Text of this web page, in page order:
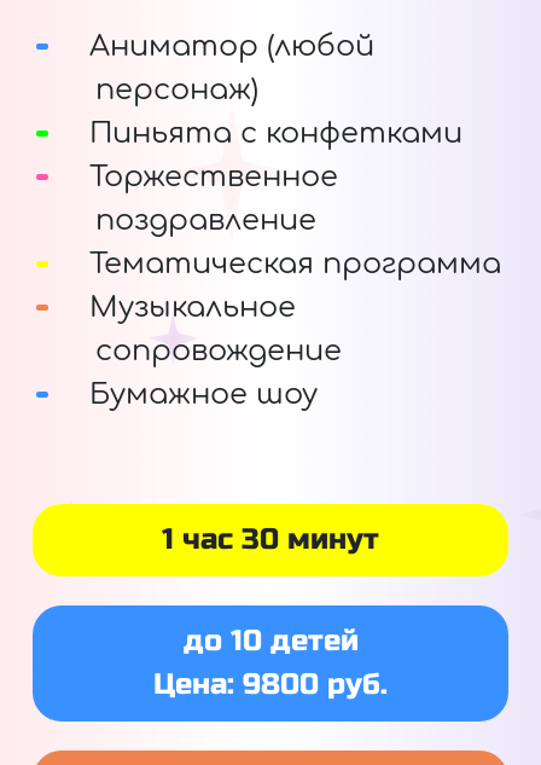
Аниматор (любой
персонаж)
Пиньята с конфетками
Торжественное
поздравление
Тематическая программа
Музыкальное
сопровождение
Бумажное шоу
1 час 30 минут
до 10 детей
Цена: 9800 руб.